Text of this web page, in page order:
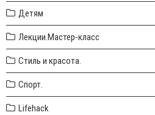
Детям
Лекции.Мастер-класс
Стиль и красота.
Спорт.
Lifehack